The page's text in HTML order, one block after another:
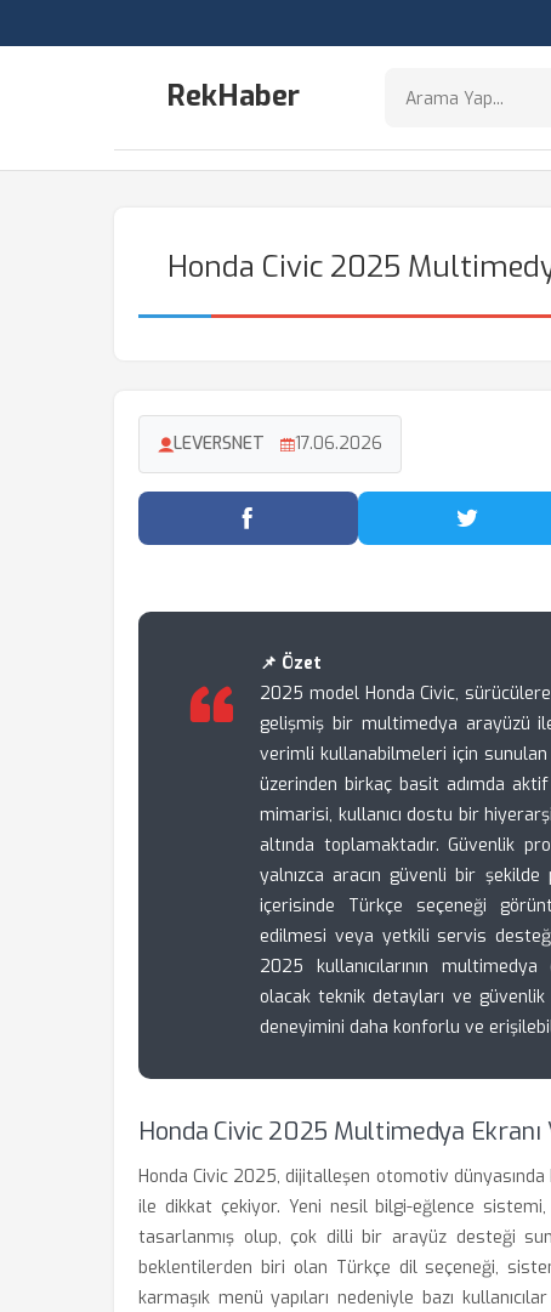
RekHaber
Honda Civic 2025
LEVERSNET 17.06.2026
Facebook'ta Paylaş
📌 Özet
2025 model Honda Civic,
gelişmiş bir multimedya arayüzü ile
verimli kullanabilmeleri için sunulan
üzerinden birkaç basit adımda
mimarisi, kullanıcı dostu bir
altında toplamaktadır. Güvenlik
yalnızca aracın güvenli bir
içerisinde Türkçe seçeneği
edilmesi veya yetkili servis
2025 kullanıcılarının
olacak teknik detayları ve
deneyimini daha konforlu ve
Honda Civic 2025 Multimedya
Honda Civic 2025, dijitalleşen otomotiv
ile dikkat çekiyor. Yeni nesil bilgi-eğlence
tasarlanmış olup, çok dilli bir arayüz desteği
beklentilerden biri olan Türkçe dil seçeneği,
karmaşık menü yapıları nedeniyle bazı